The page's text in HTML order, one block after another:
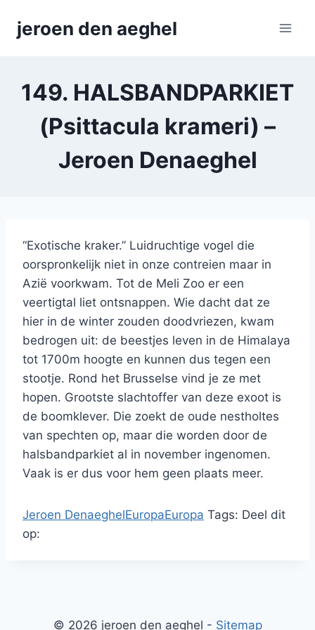
jeroen den aeghel
149. HALSBANDPARKIET
(Psittacula krameri) –
Jeroen Denaeghel
“Exotische kraker.” Luidruchtige vogel die
oorspronkelijk niet in onze contreien maar in
Azië voorkwam. Tot de Meli Zoo er een
veertigtal liet ontsnappen. Wie dacht dat ze
hier in de winter zouden doodvriezen, kwam
bedrogen uit: de beestjes leven in de Himalaya
tot 1700m hoogte en kunnen dus tegen een
stootje. Rond het Brusselse vind je ze met
hopen. Grootste slachtoffer van deze exoot is
de boomklever. Die zoekt de oude nestholtes
van spechten op, maar die worden door de
halsbandparkiet al in november ingenomen.
Vaak is er dus voor hem geen plaats meer.
Jeroen DenaeghelEuropaEuropa Tags: Deel dit
op:
© 2026 jeroen den aeghel - Sitemap